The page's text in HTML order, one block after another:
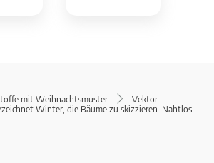
mit Weihnachtsmuster
Vektor-
Winter, die Bäume zu skizzieren. Nahtlos...